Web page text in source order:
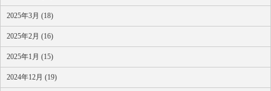
2025年3月 (18)
2025年2月 (16)
2025年1月 (15)
2024年12月 (19)